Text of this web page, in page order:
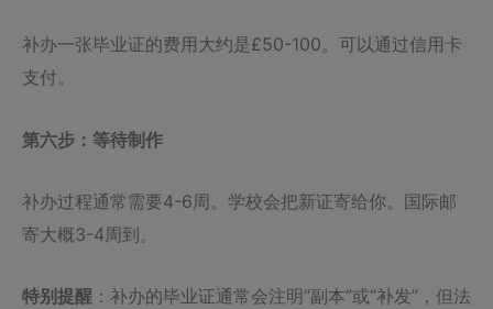
补办一张毕业证的费用大约是£50-100。可以通过信用卡
支付。
第六步：等待制作
补办过程通常需要4-6周。学校会把新证寄给你。国际邮
寄大概3-4周到。
特别提醒 ：补办的毕业证通常会注明“副本”或“补发”，但法